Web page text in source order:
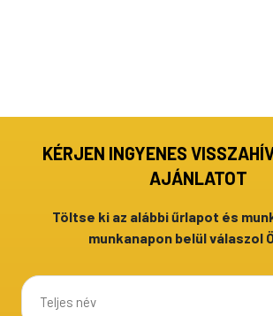
KÉRJEN INGYENES
AJÁNLATOT
Töltse ki az alábbi űrlapot és
munkanapon belül válaszol